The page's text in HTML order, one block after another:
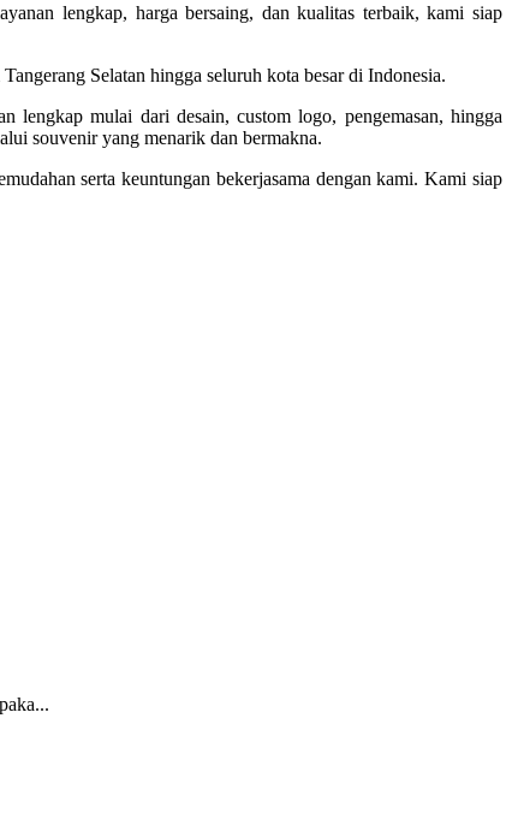
lengkap, harga bersaing, dan kualitas terbaik, kami siap
Selatan hingga seluruh kota besar di Indonesia.
lengkap mulai dari desain, custom logo, pengemasan, hingga
souvenir yang menarik dan bermakna.
serta keuntungan bekerjasama dengan kami. Kami siap